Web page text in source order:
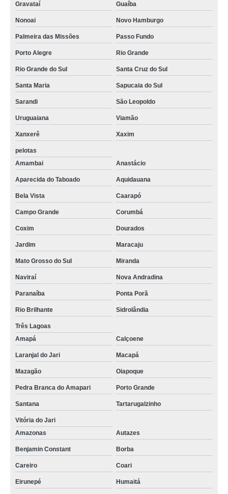
Gravataí Guaíba
Nonoai Novo Hamburgo
Palmeira das Missões Passo Fundo
Porto Alegre Rio Grande
Rio Grande do Sul Santa Cruz do Sul
Santa Maria Sapucaia do Sul
Sarandi São Leopoldo
Uruguaiana Viamão
Xanxerê Xaxim
pelotas
Amambai
Anastácio
Aparecida do Taboado Aquidauana
Bela Vista Caarapó
Campo Grande Corumbá
Coxim Dourados
Jardim Maracaju
Mato Grosso do Sul Miranda
Naviraí Nova Andradina
Paranaíba Ponta Porã
Rio Brilhante Sidrolândia
Três Lagoas
Amapá
Calçoene
Laranjal do Jari Macapá
Mazagão Oiapoque
Pedra Branca do Amapari Porto Grande
Santana Tartarugalzinho
Vitória do Jari
Amazonas
Autazes
Benjamin Constant Borba
Careiro Coari
Eirunepé Humaitá